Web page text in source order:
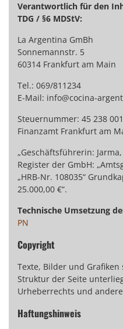
Verantwortlich für den
TDG / §6 MDStV:
La Argentina GmBh
Sonnemannstr. 5
60314 Frankfurt am Main
Tel.: 069/811234
E-Mail: info@cocina-
Steuernummer: 45 238
Finanzamt Frankfurt am
„Geschäftsführerin:
Register der GmbH:
„HRB-Nr. 108035“
25.000,00 €“.
Technische Umsetzung
PN
Copyright
Texte, Bilder und
Struktur der Seite
Urheberrechts und
Haftungshinweis